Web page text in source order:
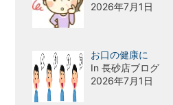
2026年7月1日
お口の健康に
In 長砂店ブログ
2026年7月1日